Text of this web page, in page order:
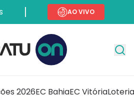
AO VIVO
2026EC BahiaEC Vitória